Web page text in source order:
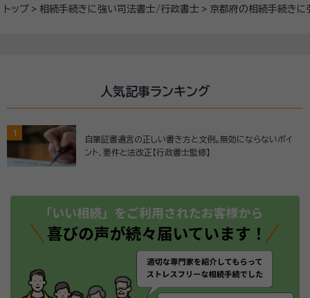
トップ 相続手続きに強い司法書士/行政書士 京都府の相続手続き
人気記事ランキング
1
自筆証書遺言の正しい書き方と文例。無効にならないポイ
ント、要件と法改正【行政書士監修】